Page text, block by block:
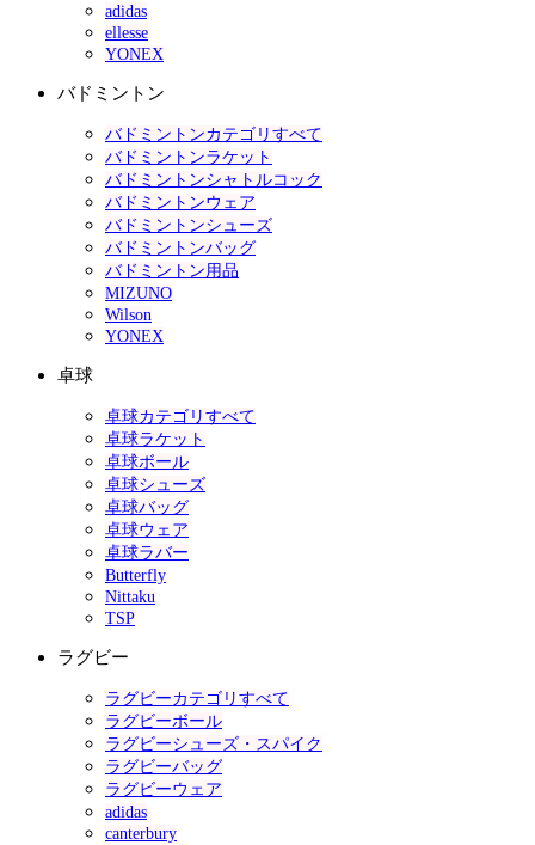
adidas
ellesse
YONEX
バドミントン
バドミントンカテゴリすべて
バドミントンラケット
バドミントンシャトルコック
バドミントンウェア
バドミントンシューズ
バドミントンバッグ
バドミントン用品
MIZUNO
Wilson
YONEX
卓球
卓球カテゴリすべて
卓球ラケット
卓球ボール
卓球シューズ
卓球バッグ
卓球ウェア
卓球ラバー
Butterfly
Nittaku
TSP
ラグビー
ラグビーカテゴリすべて
ラグビーボール
ラグビーシューズ・スパイク
ラグビーバッグ
ラグビーウェア
adidas
canterbury